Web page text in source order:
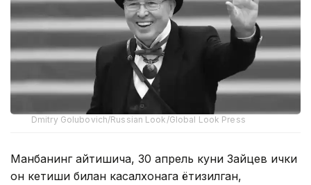
Dmitry Golubovich/Russian Look/Global Look Press
Манбанинг айтишича, 30 апрель куни Зайцев ички
қон кетиши билан касалхонага ётқизилган,